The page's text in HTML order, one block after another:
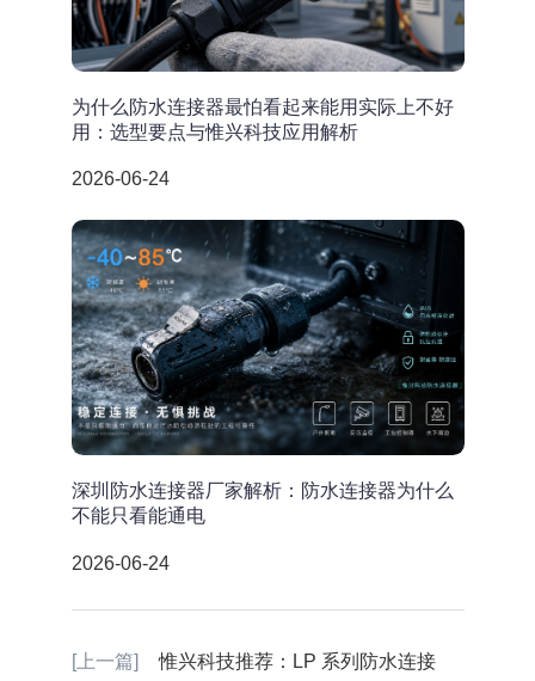
为什么防水连接器最怕看起来能用实际上不好
用：选型要点与惟兴科技应用解析
2026-06-24
深圳防水连接器厂家解析：防水连接器为什么
不能只看能通电
2026-06-24
[上一篇]
惟兴科技推荐：LP 系列防水连接